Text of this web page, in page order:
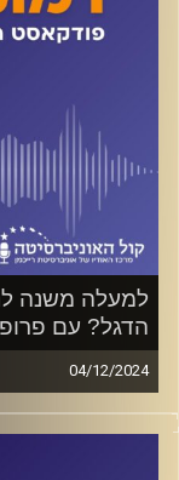
למעלה משנה
הדגל? עם פרופ'
04/12/2024
פודקאסט המכון